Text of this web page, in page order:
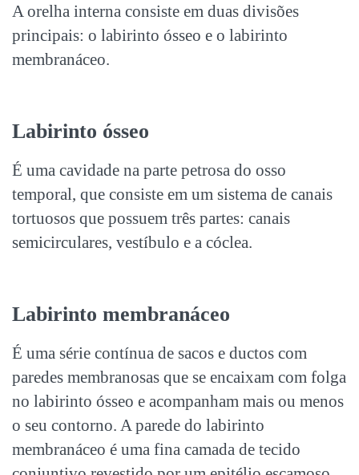
A orelha interna consiste em duas divisões
principais: o labirinto ósseo e o labirinto
membranáceo.
Labirinto ósseo
É uma cavidade na parte petrosa do osso
temporal, que consiste em um sistema de canais
tortuosos que possuem três partes: canais
semicirculares, vestíbulo e a cóclea.
Labirinto membranáceo
É uma série contínua de sacos e ductos com
paredes membranosas que se encaixam com folga
no labirinto ósseo e acompanham mais ou menos
o seu contorno. A parede do labirinto
membranáceo é uma fina camada de tecido